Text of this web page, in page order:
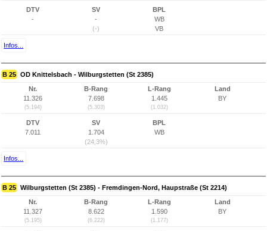
DTV
-
SV
-
(-)
BPL
WB
VB
Infos...
B 25 OD Knittelsbach - Wilburgstetten (St 2385)
Nr.
11.326
(5.194)
B-Rang
7.698
(5.303)
L-Rang
1.445
(1.032)
Land
BY
DTV
7.011
SV
1.704
(24,3%)
BPL
WB
Infos...
B 25 Wilburgstetten (St 2385) - Fremdingen-Nord, Haupstraße (St 2214)
Nr.
11.327
(5.195)
B-Rang
8.622
(6.222)
L-Rang
1.590
(1.177)
Land
BY